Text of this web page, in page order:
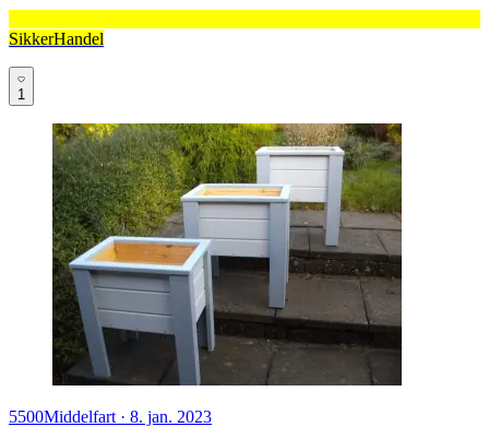
SikkerHandel
1
5500Middelfart · 8. jan. 2023